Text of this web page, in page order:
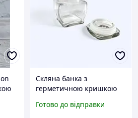
Скляна банка з
герметичною кришкою
Готово до відправки